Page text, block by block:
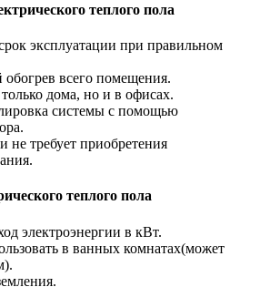
теплого пола
эксплуатации при правильном
всего помещения.
дома, но и в офисах.
системы с помощью
не требует приобретения
теплого пола
электроэнергии в кВт.
в ванных комнатах(может